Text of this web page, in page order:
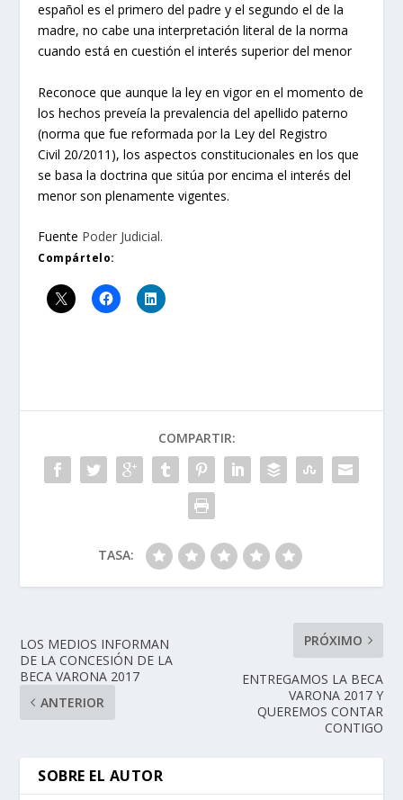
español es el primero del padre y el segundo el de la
madre, no cabe una interpretación literal de la norma
cuando está en cuestión el interés superior del menor
Reconoce que aunque la ley en vigor en el momento de
los hechos preveía la prevalencia del apellido paterno
(norma que fue reformada por la Ley del Registro
Civil 20/2011), los aspectos constitucionales en los que
se basa la doctrina que sitúa por encima el interés del
menor son plenamente vigentes.
Fuente Poder Judicial.
Compártelo:
COMPARTIR:
TASA:
LOS MEDIOS INFORMAN
DE LA CONCESIÓN DE LA
BECA VARONA 2017
ANTERIOR
PRÓXIMO
ENTREGAMOS LA BECA
VARONA 2017 Y
QUEREMOS CONTAR
CONTIGO
SOBRE EL AUTOR